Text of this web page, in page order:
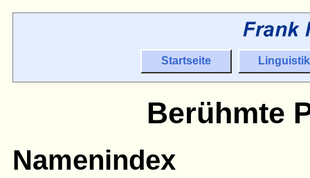
Startseite Linguistik
Berühmte
Namenindex